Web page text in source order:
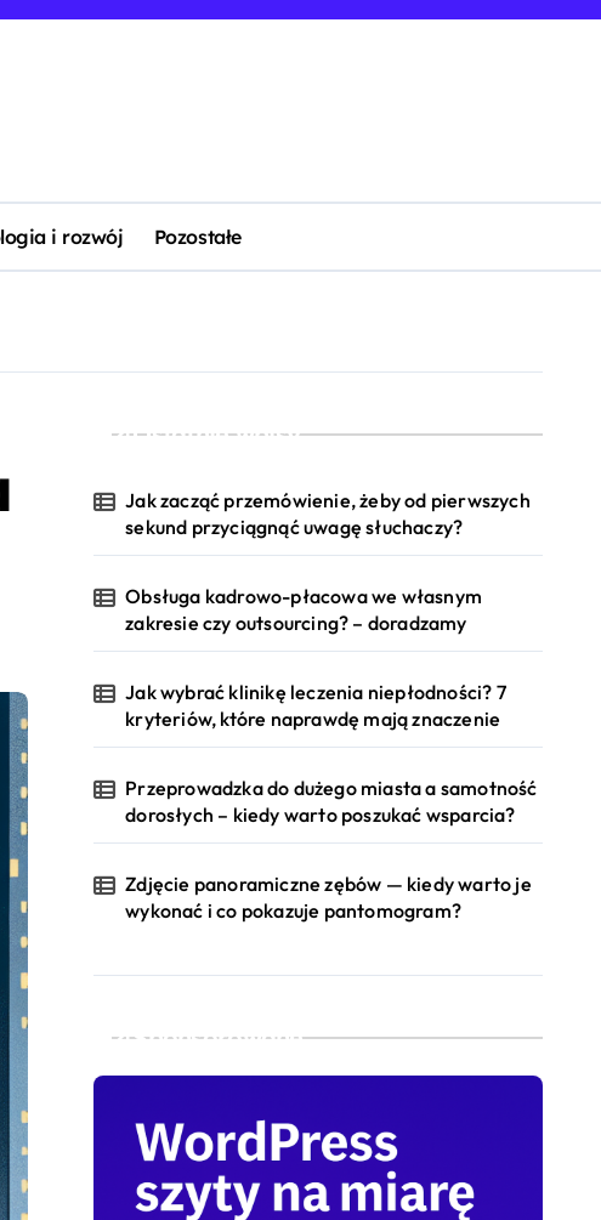
i rozwój Pozostałe
Ostatnie wpisy
Jak zacząć przemówienie, żeby od pierwszych
sekund przyciągnąć uwagę słuchaczy?
Obsługa kadrowo-płacowa we własnym
zakresie czy outsourcing? – doradzamy
Jak wybrać klinikę leczenia niepłodności? 7
kryteriów, które naprawdę mają znaczenie
Przeprowadzka do dużego miasta a samotność
dorosłych – kiedy warto poszukać wsparcia?
Zdjęcie panoramiczne zębów — kiedy warto je
wykonać i co pokazuje pantomogram?
Sponsorowane